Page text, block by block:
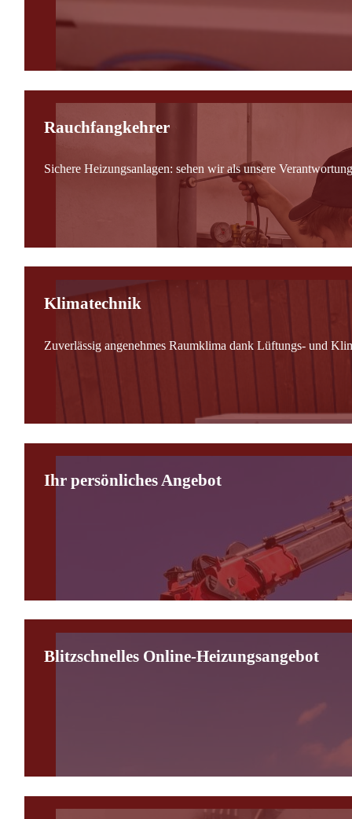
Rauchfangkehrer
Sichere Heizungsanlagen: sehen wir als unsere
Klimatechnik
Zuverlässig angenehmes Raumklima dank Lüftungs- und
Ihr persönliches Angebot
Blitzschnelles Online-Heizungsangebot